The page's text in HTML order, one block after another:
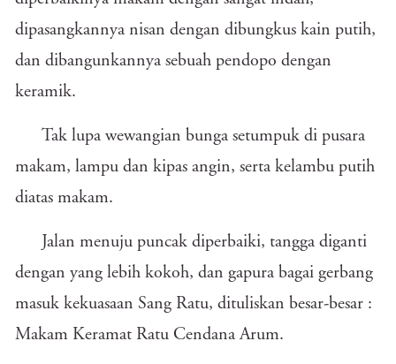
dipasangkannya nisan dengan dibungkus kain putih,
dan dibangunkannya sebuah pendopo dengan
keramik.
Tak lupa wewangian bunga setumpuk di pusara
makam, lampu dan kipas angin, serta kelambu putih
diatas makam.
Jalan menuju puncak diperbaiki, tangga diganti
dengan yang lebih kokoh, dan gapura bagai gerbang
masuk kekuasaan Sang Ratu, dituliskan besar-besar :
Makam Keramat Ratu Cendana Arum.